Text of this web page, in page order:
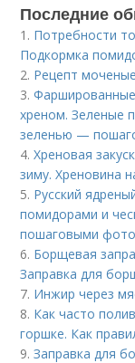
Последние
1. Потребности
Подкормка
2. Рецепт
3.
хреном. Зеленые
зеленью —
4.Хреновая
зиму. Хреновина
5. Русский
помидорами и
пошаговыми фото
6. Борщевая
Заправка для
7. Инжир через
8. Как часто
горшке. Как
9.Заправка для